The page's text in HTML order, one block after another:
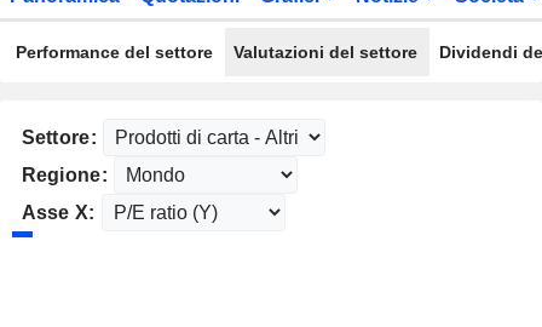
Performance del settore Valutazioni del settore Dividendi
Settore:
Regione:
Asse X: